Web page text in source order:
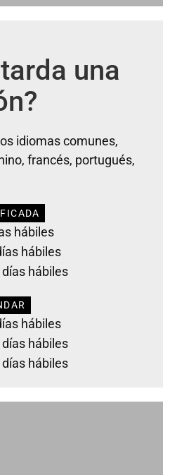
una
idiomas comunes,
francés, portugués,
hábiles
hábiles
días hábiles
hábiles
días hábiles
días hábiles